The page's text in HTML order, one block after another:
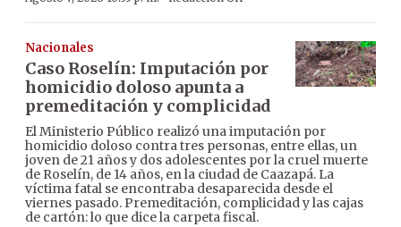
Nacionales
Caso Roselín: Imputación por
homicidio doloso apunta a
premeditación y complicidad
El Ministerio Público realizó una imputación por
homicidio doloso contra tres personas, entre ellas, un
joven de 21 años y dos adolescentes por la cruel muerte
de Roselín, de 14 años, en la ciudad de Caazapá. La
víctima fatal se encontraba desaparecida desde el
viernes pasado. Premeditación, complicidad y las cajas
de cartón: lo que dice la carpeta fiscal.